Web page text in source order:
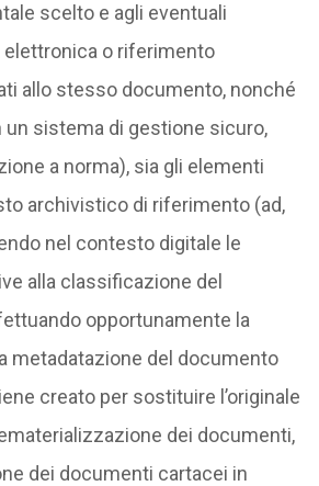
scelto e agli eventuali
o riferimento
allo stesso documento, nonché
un sistema di gestione sicuro,
a norma), sia gli elementi
archivistico di riferimento (ad,
nel contesto digitale le
alla classificazione del
opportunamente la
metadatazione del documento
creato per sostituire l’originale
dei documenti,
dei documenti cartacei in